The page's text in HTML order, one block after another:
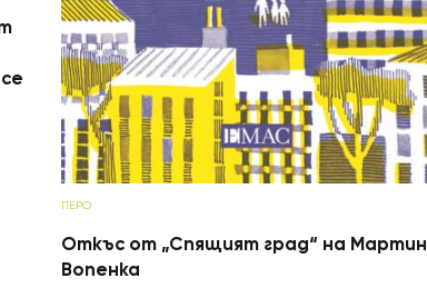
ПЕРО
Откъс от „Спящият град“ на Мартин
Вопенка